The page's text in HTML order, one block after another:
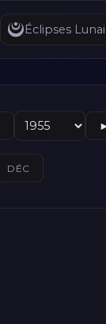
Éclipses
DÉC